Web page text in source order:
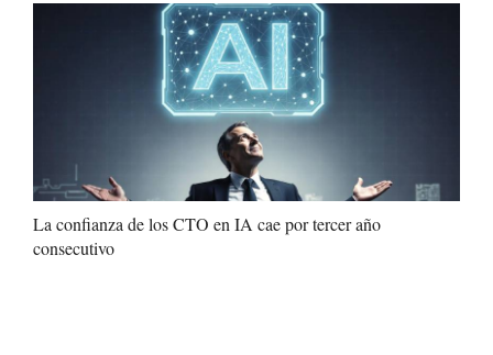
La confianza de los CTO en IA cae por tercer año
consecutivo